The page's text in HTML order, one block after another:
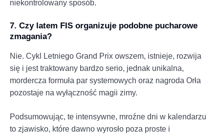
niekontrolowany sposób.
7. Czy latem FIS organizuje podobne pucharowe
zmagania?
Nie. Cykl Letniego Grand Prix owszem, istnieje, rozwija
się i jest traktowany bardzo serio, jednak unikalna,
mordercza formuła par systemowych oraz nagroda Orła
pozostaje na wyłączność magii zimy.
Podsumowując, te intensywne, mroźne dni w kalendarzu
to zjawisko, które dawno wyrosło poza proste i